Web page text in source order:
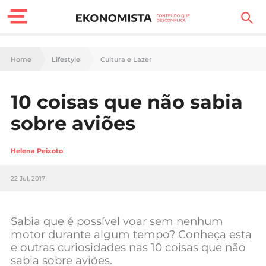
Finanças Pessoais
Carreira
Tecnologia
Negócios
Home Lifestyle Cultura e Lazer
10 coisas que não sabia
sobre aviões
Helena Peixoto
22 Jul, 2017
Sabia que é possível voar sem nenhum
motor durante algum tempo? Conheça esta
e outras curiosidades nas 10 coisas que não
sabia sobre aviões.